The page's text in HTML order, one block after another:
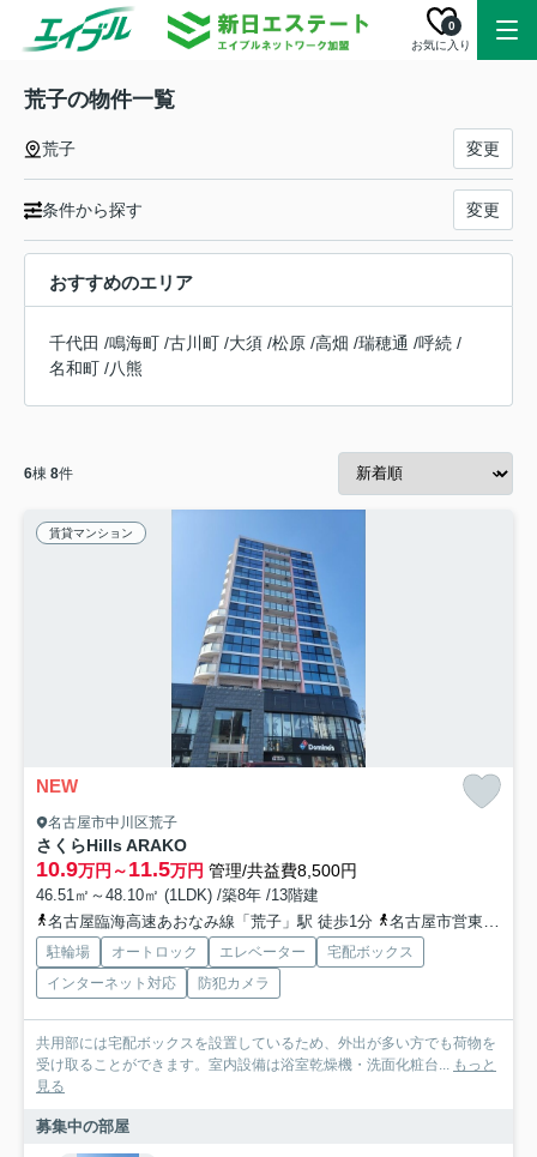
お気に入り
0
荒子の物件一覧
荒子 変更
条件から探す 変更
おすすめのエリア
千代田 /鳴海町 /古川町 /大須 /松原 /高畑 /瑞穂通 /呼続 /
名和町 /八熊
6棟 8件
賃貸マンション
NEW
名古屋市中川区荒子
さくらHills ARAKO
10.9万円～11.5万円 管理/共益費8,500円
46.51㎡～48.10㎡ (1LDK) /築8年 /13階建
名古屋臨海高速あおなみ線「荒子」駅 徒歩1分
名古屋市営東山線「高畑」駅 徒歩8分
駐輪場 オートロック エレベーター
宅配ボックス
インターネット対応
防犯カメラ
共用部には宅配ボックスを設置しているため、外出が多い方でも荷物を
受け取ることができます。室内設備は浴室乾燥機・洗面化粧台... もっと
見る
募集中の部屋